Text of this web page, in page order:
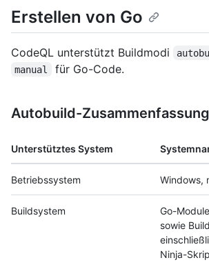
Erstellen von Go
CodeQL unterstützt Buildmodi
manual für Go-Code.
Autobuild-
Unterstütztes System
Betriebssystem Windows,
Buildsystem Go-
sowie
Ninja-